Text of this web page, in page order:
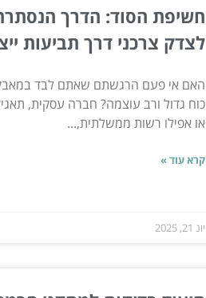
חשיפת הסוד: הדרך
לצדק צרכני דרך תביעות
האם אי פעם הרגשתם שאתם לבד
כוח גדול ורב עוצמה? חברה עסקית,
או אפילו רשות ממשלתית,...
קרא עוד »
יונ 21, 2025